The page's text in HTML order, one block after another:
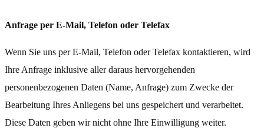
Anfrage per E-Mail, Telefon oder Telefax
Wenn Sie uns per E-Mail, Telefon oder Telefax kontaktieren, wird
Ihre Anfrage inklusive aller daraus hervorgehenden
personenbezogenen Daten (Name, Anfrage) zum Zwecke der
Bearbeitung Ihres Anliegens bei uns gespeichert und verarbeitet.
Diese Daten geben wir nicht ohne Ihre Einwilligung weiter.